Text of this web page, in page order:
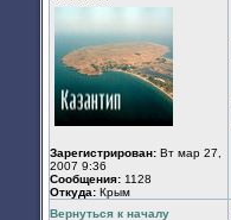
Зарегистрирован: Вт мар 27,
2007 9:36
Сообщения: 1128
Откуда: Крым
Вернуться к началу